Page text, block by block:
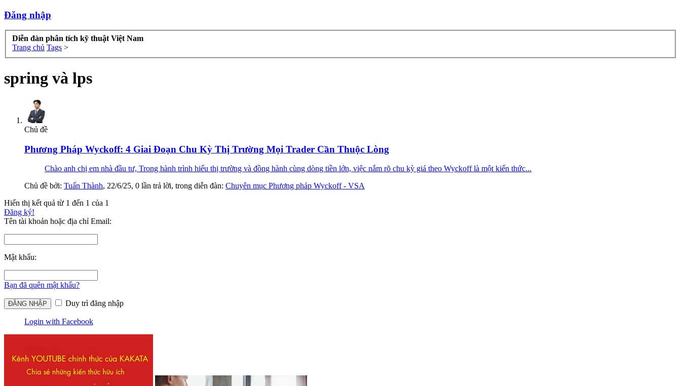
Đăng nhập
Diễn đàn phân tích kỹ thuật Việt Nam
Trang chủ Tags >
spring và lps
Chủ đề
Phương Pháp Wyckoff: 4 Giai Đoạn Chu Kỳ Thị Trường Mọi Trader Cần Thuộc Lòng
Chào anh chị em nhà đầu tư, Trong hành trình hiểu thị trường và đồng hành cùng dòng tiền lớn, việc nắm rõ chu kỳ giá theo Wyckoff là một kiến thức...
Chủ đề bởi: Tuấn Thành, 22/6/25, 0 lần trả lời, trong diễn đàn: Chuyên mục Phương pháp Wyckoff - VSA
Hiển thị kết quả từ 1 đến 1 của 1
Đăng ký!
Tên tài khoản hoặc địa chỉ Email:
Mật khẩu:
Bạn đã quên mật khẩu?
Duy trì đăng nhập
Login with Facebook